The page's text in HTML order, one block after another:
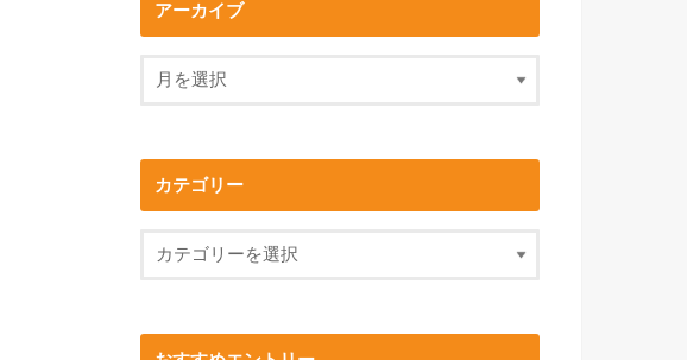
アーカイブ
カテゴリー